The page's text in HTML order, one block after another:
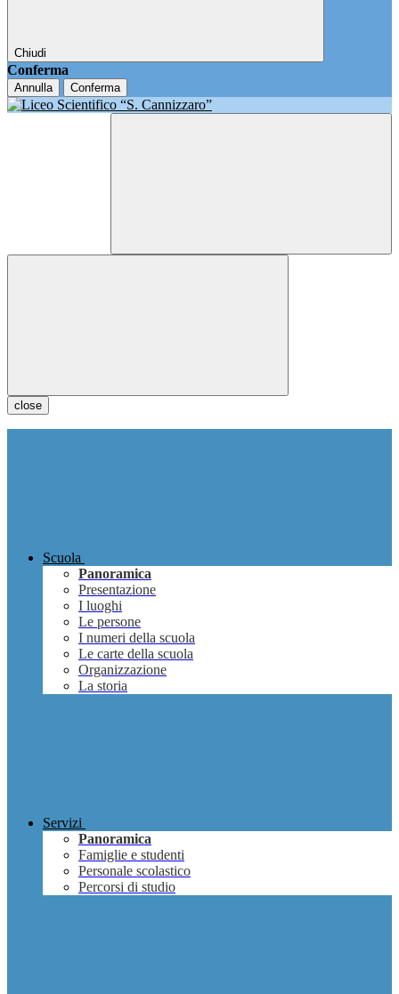
Chiudi
Conferma
Annulla Conferma
close
Scuola
Panoramica
Presentazione
I luoghi
Le persone
I numeri della scuola
Le carte della scuola
Organizzazione
La storia
Servizi
Panoramica
Famiglie e studenti
Personale scolastico
Percorsi di studio